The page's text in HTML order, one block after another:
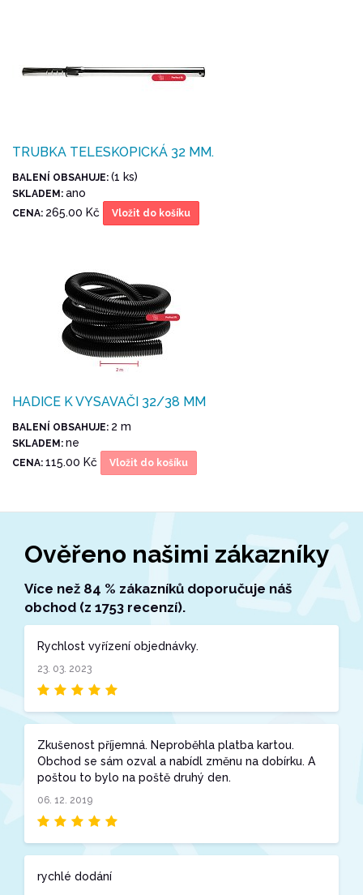
TRUBKA TELESKOPICKÁ 32 MM.
BALENÍ OBSAHUJE: (1 ks)
SKLADEM: ano
CENA: 265.00 Kč Vložit do košíku
HADICE K VYSAVAČI 32/38 MM
BALENÍ OBSAHUJE: 2 m
SKLADEM: ne
CENA: 115.00 Kč Vložit do košíku
Ověřeno našimi zákazníky
Více než 84 % zákazníků doporučuje náš
obchod (z 1753 recenzí).
Rychlost vyřízení objednávky.
23. 03. 2023
Zkušenost příjemná. Neproběhla platba kartou.
Obchod se sám ozval a nabídl změnu na dobírku. A
poštou to bylo na poště druhý den.
06. 12. 2019
rychlé dodání